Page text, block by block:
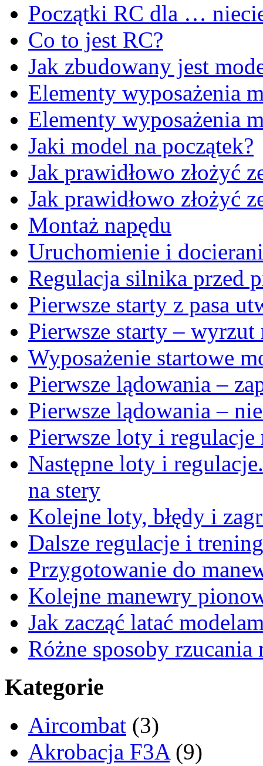
Początki RC dla …
Co to jest RC?
Jak zbudowany jest
Elementy wyposażenia
Elementy wyposażenia
Jaki model na początek?
Jak prawidłowo złożyć
Jak prawidłowo złożyć
Montaż napędu
Uruchomienie i
Regulacja silnika przed
Pierwsze starty z pasa
Pierwsze starty –
Wyposażenie startowe
Pierwsze lądowania –
Pierwsze lądowania –
Pierwsze loty i regulacje
Następne loty i
na stery
Kolejne loty, błędy i
Dalsze regulacje i
Przygotowanie do
Kolejne manewry
Jak zacząć latać
Różne sposoby
Kategorie
Aircombat (3)
Akrobacja F3A(9)